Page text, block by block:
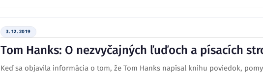
3. 12. 2019
Tom Hanks: O nezvyčajných ľuďoch a písacích
Keď sa objavila informácia o tom, že Tom Hanks napísal knihu poviedok,